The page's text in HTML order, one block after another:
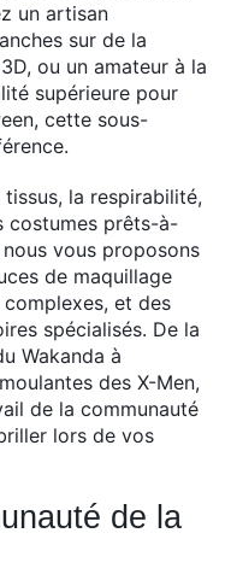
un artisan
sur de la
ou un amateur à la
supérieure pour
cette sous-
la respirabilité,
costumes prêts-à-
vous proposons
de maquillage
et des
spécialisés. De la
Wakanda à
des X-Men,
de la communauté
lors de vos
de la